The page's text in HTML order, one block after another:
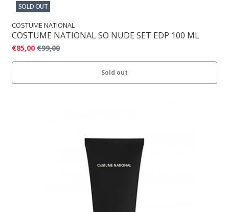
SOLD OUT
COSTUME NATIONAL
COSTUME NATIONAL SO NUDE SET EDP 100 ML
€85,00 €99,00
Sold out